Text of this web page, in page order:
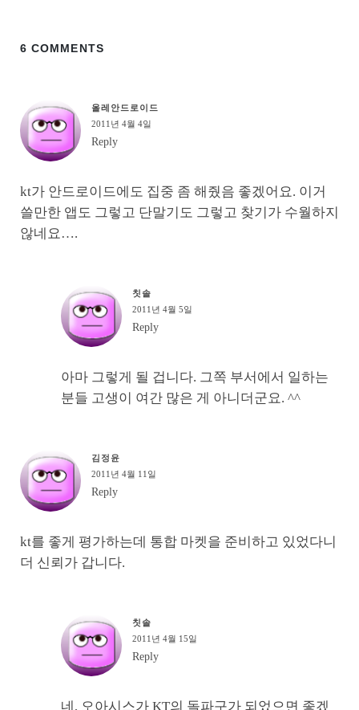
6 COMMENTS
올레안드로이드
2011년 4월 4일
Reply
kt가 안드로이드에도 집중 좀 해줬음 좋겠어요. 이거
쓸만한 앱도 그렇고 단말기도 그렇고 찾기가 수월하지
않네요….
칫솔
2011년 4월 5일
Reply
아마 그렇게 될 겁니다. 그쪽 부서에서 일하는
분들 고생이 여간 많은 게 아니더군요. ^^
김정윤
2011년 4월 11일
Reply
kt를 좋게 평가하는데 통합 마켓을 준비하고 있었다니
더 신뢰가 갑니다.
칫솔
2011년 4월 15일
Reply
네, 오아시스가 KT의 돌파구가 되었으면 좋겠